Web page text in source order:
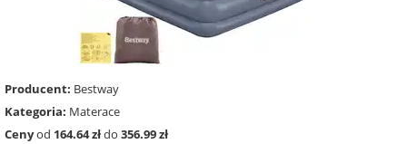
Producent: Bestway
Kategoria: Materace
Cenyod 164.64 złdo 356.99 zł